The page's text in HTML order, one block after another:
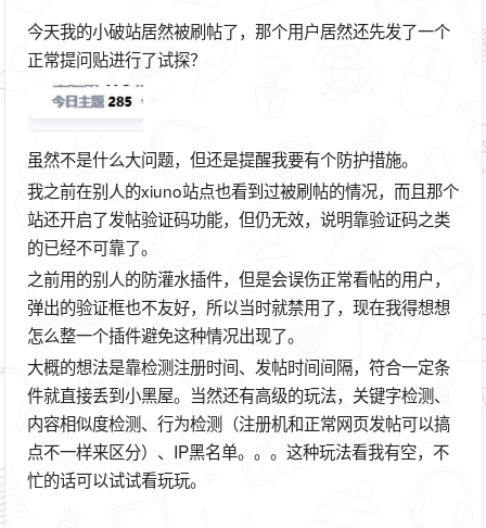
今天我的小破站居然被刷帖了，那个用户居然还先发了一个
正常提问贴进行了试探？
虽然不是什么大问题，但还是提醒我要有个防护措施。
我之前在别人的xiuno站点也看到过被刷帖的情况，而且那个
站还开启了发帖验证码功能，但仍无效，说明靠验证码之类
的已经不可靠了。
之前用的别人的防灌水插件，但是会误伤正常看帖的用户，
弹出的验证框也不友好，所以当时就禁用了，现在我得想想
怎么整一个插件避免这种情况出现了。
大概的想法是靠检测注册时间、发帖时间间隔，符合一定条
件就直接丢到小黑屋。当然还有高级的玩法，关键字检测、
内容相似度检测、行为检测（注册机和正常网页发帖可以搞
点不一样来区分）、IP黑名单。。。这种玩法看我有空，不
忙的话可以试试看玩玩。